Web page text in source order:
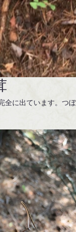
全に出ています。つぼ